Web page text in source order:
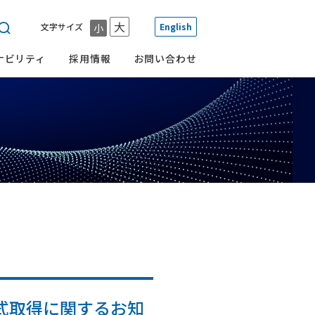
文字サイズ 小 大 English
会社概要
グループ会社
その他
リティ
環境への取り組み
TCFD提言に則した
採用情報 お問い合わせ
取得に関するお知